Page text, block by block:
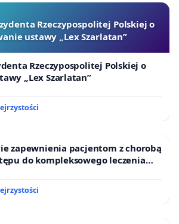
Rzeczypospolitej Polskiej o
ustawy „Lex Szarlatan”
Rzeczypospolitej Polskiej o
„Lex Szarlatan”
zapewnienia pacjentom z chorobą
do kompleksowego leczenia
profilaktycznych.